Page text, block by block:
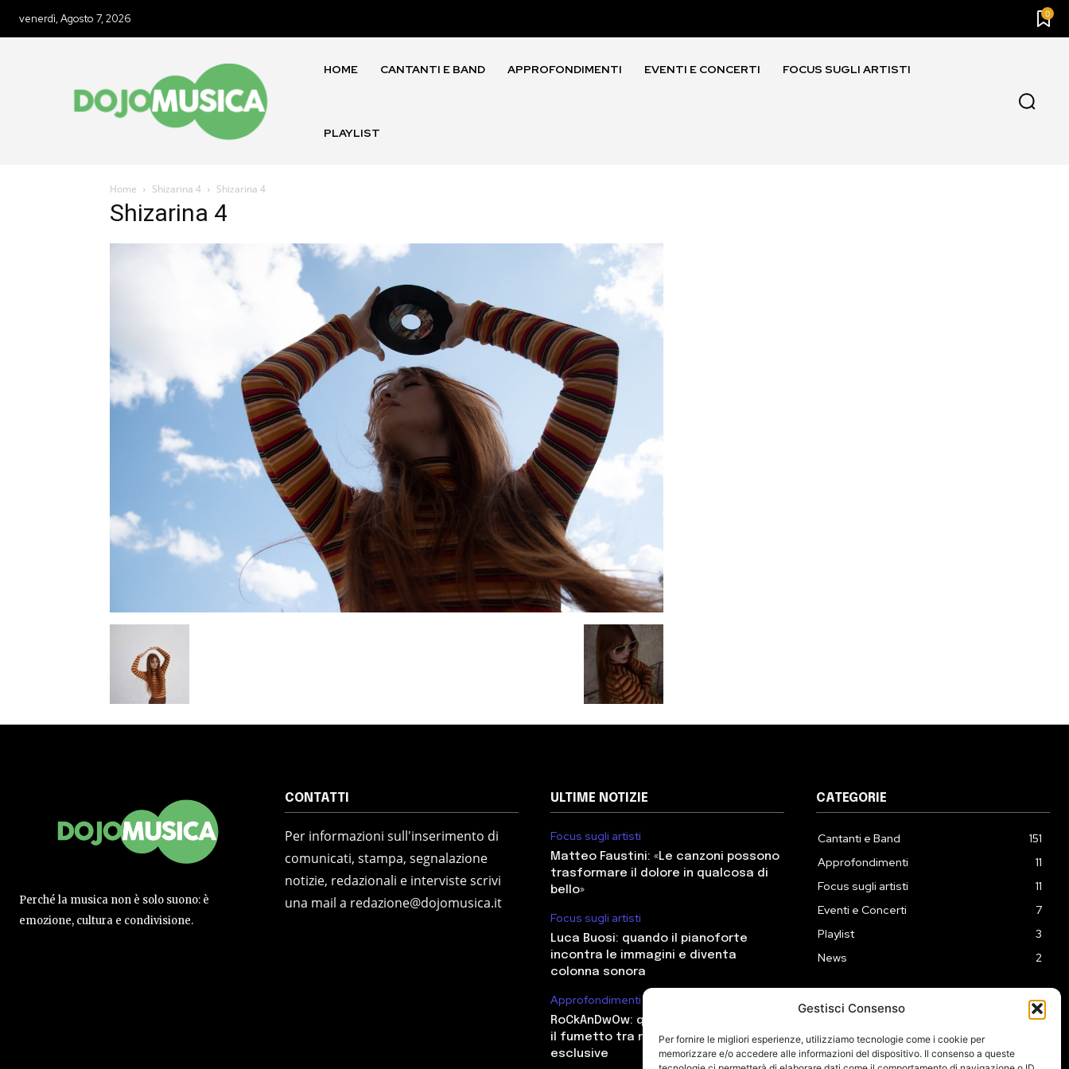
Gestisci Consenso
Per fornire le migliori esperienze, utilizziamo tecnologie come i cookie per
memorizzare e/o accedere alle informazioni del dispositivo. Il consenso a queste
venerdì, Agosto 7, 2026 0
HOME CANTANTI E BAND APPROFONDIMENTI EVENTI E CONCERTI FOCUS SUGLI ARTISTI
PLAYLIST
Home Shizarina 4 Shizarina 4
Shizarina 4
Perché la musica non è solo suono: è
emozione, cultura e condivisione.
CONTATTI
Per informazioni sull'inserimento di
comunicati, stampa, segnalazione
notizie, redazionali e interviste scrivi
una mail a redazione@dojomusica.it
ULTIME NOTIZIE
Focus sugli artisti
Matteo Faustini: «Le canzoni possono
trasformare il dolore in qualcosa di
bello»
Focus sugli artisti
Luca Buosi: quando il pianoforte
incontra le immagini e diventa
colonna sonora
Approfondimenti
RoCkAnDwOw: quando il rock incontra
il fumetto tra radio e anteprime
esclusive
CATEGORIE
Cantanti e Band
151
Approfondimenti
11
Focus sugli artisti
11
Eventi e Concerti
7
Playlist
3
News
2